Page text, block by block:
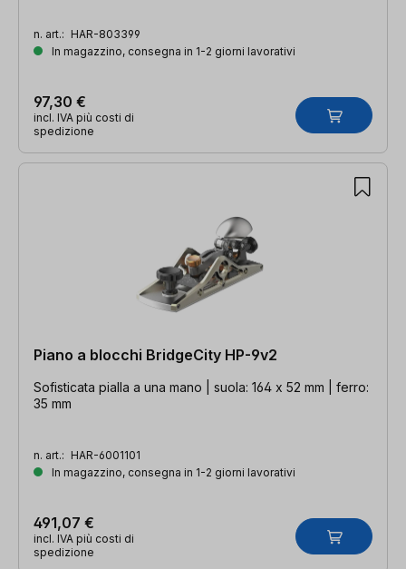
n. art.: HAR-803399
In magazzino, consegna in 1-2 giorni lavorativi
97,30 €
incl. IVA più costi di
spedizione
Piano a blocchi BridgeCity HP-9v2
Sofisticata pialla a una mano | suola: 164 x 52 mm | ferro:
35 mm
n. art.: HAR-6001101
In magazzino, consegna in 1-2 giorni lavorativi
491,07 €
incl. IVA più costi di
spedizione